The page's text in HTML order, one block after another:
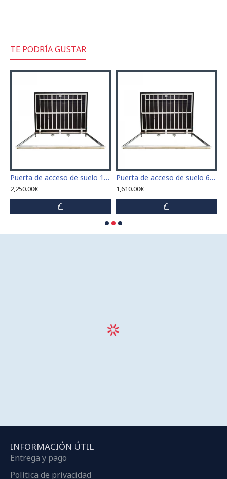
TE PODRÍA GUSTAR
Puerta de acceso de suelo 120 cm x 120 cm "H" de acero inoxidable para interior y exterior
2,250.00€
Puerta de acceso de suelo 60 cm x 100 cm "H" de acero inoxidable para interior y exterior
1,610.00€
INFORMACIÓN ÚTIL
Entrega y pago
Política de privacidad